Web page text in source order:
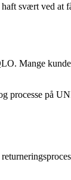
svært ved
Mange
på